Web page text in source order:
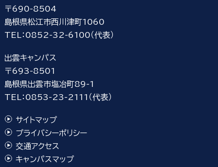
〒690-8504
島根県松江市西川津町1060
TEL：0852-32-6100（代表）
出雲キャンパス
〒693-8501
島根県出雲市塩冶町89-1
TEL：0853-23-2111（代表）
サイトマップ
プライバシーポリシー
交通アクセス
キャンパスマップ